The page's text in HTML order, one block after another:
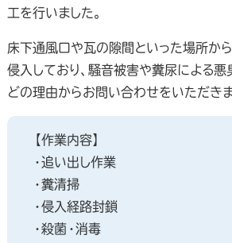
工を行いました。
床下通風口や瓦の隙間といった場所か
侵入しており、騒音被害や糞尿による悪
どの理由からお問い合わせをいただきま
【作業内容】
・追い出し作業
・糞清掃
・侵入経路封鎖
・殺菌・消毒